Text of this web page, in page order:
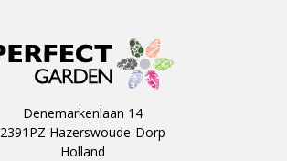
Denemarkenlaan 14
2391PZ Hazerswoude-Dorp
Holland